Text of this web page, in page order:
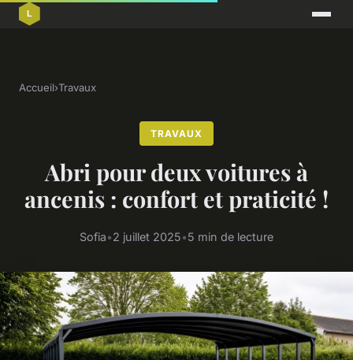
Accueil›Travaux
TRAVAUX
Abri pour deux voitures à
ancenis : confort et praticité !
Sofia•2 juillet 2025•5 min de lecture